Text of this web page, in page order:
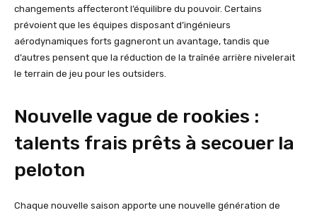
changements affecteront l’équilibre du pouvoir. Certains
prévoient que les équipes disposant d’ingénieurs
aérodynamiques forts gagneront un avantage, tandis que
d’autres pensent que la réduction de la traînée arrière nivelerait
le terrain de jeu pour les outsiders.
Nouvelle vague de rookies :
talents frais prêts à secouer la
peloton
Chaque nouvelle saison apporte une nouvelle génération de